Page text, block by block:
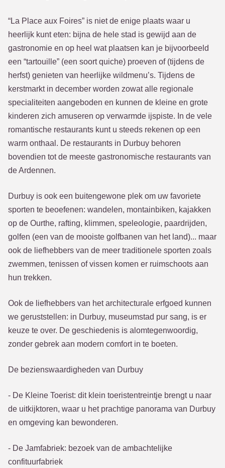
“La Place aux Foires” is niet de enige plaats waar u
heerlijk kunt eten: bijna de hele stad is gewijd aan de
gastronomie en op heel wat plaatsen kan je bijvoorbeeld
een “tartouille” (een soort quiche) proeven of (tijdens de
herfst) genieten van heerlijke wildmenu’s. Tijdens de
kerstmarkt in december worden zowat alle regionale
specialiteiten aangeboden en kunnen de kleine en grote
kinderen zich amuseren op verwarmde ijspiste. In de vele
romantische restaurants kunt u steeds rekenen op een
warm onthaal. De restaurants in Durbuy behoren
bovendien tot de meeste gastronomische restaurants van
de Ardennen.
Durbuy is ook een buitengewone plek om uw favoriete
sporten te beoefenen: wandelen, montainbiken, kajakken
op de Ourthe, rafting, klimmen, speleologie, paardrijden,
golfen (een van de mooiste golfbanen van het land)... maar
ook de liefhebbers van de meer traditionele sporten zoals
zwemmen, tenissen of vissen komen er ruimschoots aan
hun trekken.
Ook de liefhebbers van het architecturale erfgoed kunnen
we geruststellen: in Durbuy, museumstad pur sang, is er
keuze te over. De geschiedenis is alomtegenwoordig,
zonder gebrek aan modern comfort in te boeten.
De bezienswaardigheden van Durbuy
- De Kleine Toerist: dit klein toeristentreintje brengt u naar
de uitkijktoren, waar u het prachtige panorama van Durbuy
en omgeving kan bewonderen.
- De Jamfabriek: bezoek van de ambachtelijke
confituurfabriek